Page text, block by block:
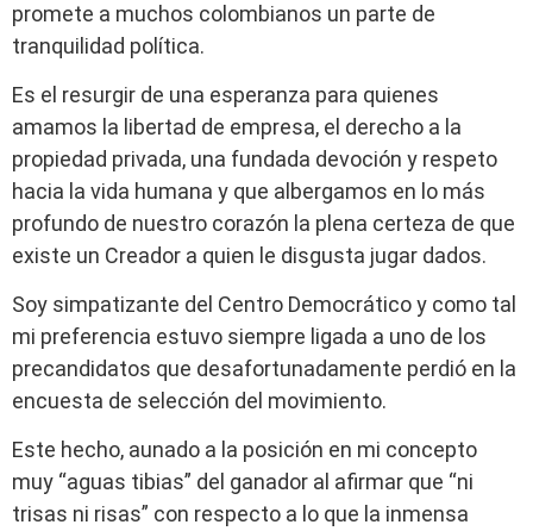
promete a muchos colombianos un parte de
tranquilidad política.
Es el resurgir de una esperanza para quienes
amamos la libertad de empresa, el derecho a la
propiedad privada, una fundada devoción y respeto
hacia la vida humana y que albergamos en lo más
profundo de nuestro corazón la plena certeza de que
existe un Creador a quien le disgusta jugar dados.
Soy simpatizante del Centro Democrático y como tal
mi preferencia estuvo siempre ligada a uno de los
precandidatos que desafortunadamente perdió en la
encuesta de selección del movimiento.
Este hecho, aunado a la posición en mi concepto
muy “aguas tibias” del ganador al afirmar que “ni
trisas ni risas” con respecto a lo que la inmensa